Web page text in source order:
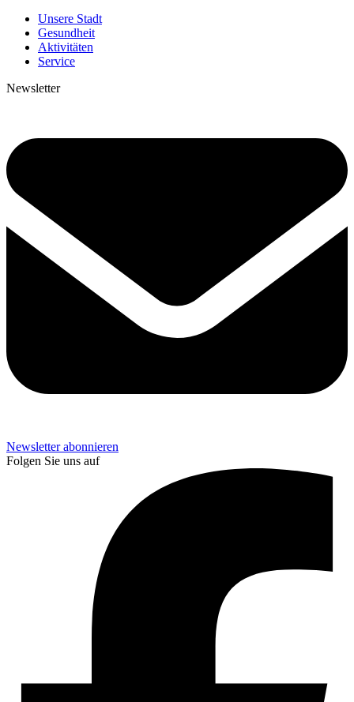
Unsere Stadt
Gesundheit
Aktivitäten
Service
Newsletter
Newsletter abonnieren
Folgen Sie uns auf